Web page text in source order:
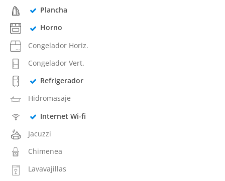
Plancha
Horno
Congelador Horiz.
Congelador Vert.
Refrigerador
Hidromasaje
Internet Wi-fi
Jacuzzi
Chimenea
Lavavajillas